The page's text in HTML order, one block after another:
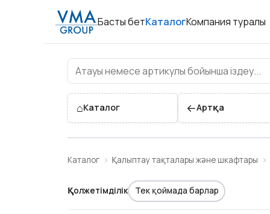
Басты бетКаталогКомпания туралы
⌂Каталог ←Артқа
Каталог Қалыптау тақталары және шкафтары
Қолжетімділік Тек қоймада барлар